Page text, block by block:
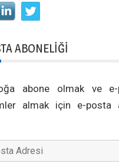
ABONELIĞI
abone olmak ve
almak için e-posta